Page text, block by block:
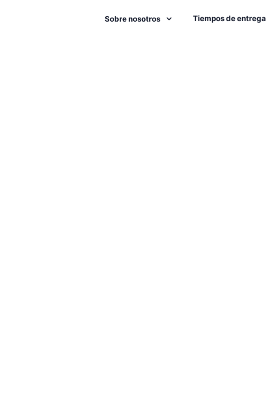
Sobre nosotros Tiempos de entrega